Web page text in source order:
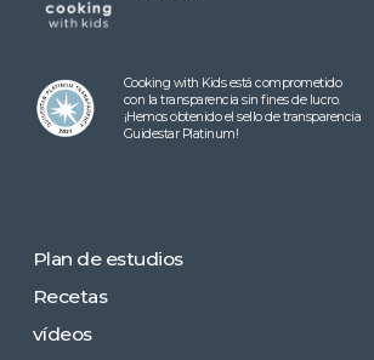
Cooking with Kids está comprometido
con la transparencia sin fines de lucro.
¡Hemos obtenido el sello de transparencia
Guidestar Platinum!
Plan de estudios
Recetas
vídeos